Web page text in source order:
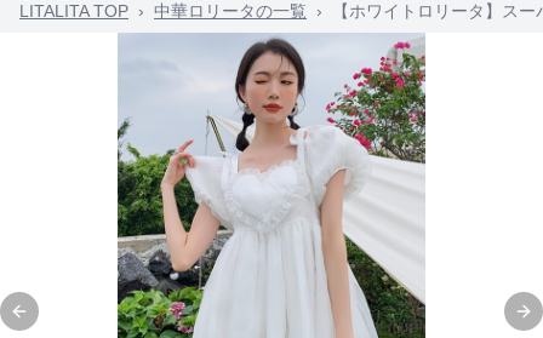
LITALITA TOP › 中華ロリータの一覧 › 【ホワイトロリータ】ス
Previous slide